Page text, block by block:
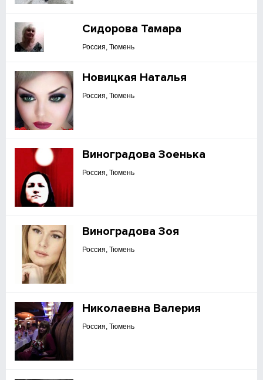
Сидорова Тамара
Россия, Тюмень
Новицкая Наталья
Россия, Тюмень
Виноградова Зоенька
Россия, Тюмень
Виноградова Зоя
Россия, Тюмень
Николаевна Валерия
Россия, Тюмень